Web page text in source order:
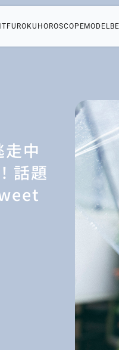
FUROKU HOROSCOPEMODEL
走中
話題